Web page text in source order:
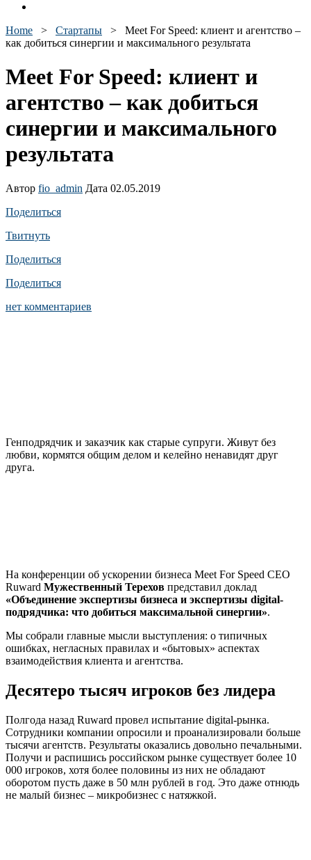
Home > Стартапы > Meet For Speed: клиент и агентство –
как добиться синергии и максимального результата
Meet For Speed: клиент и
агентство – как добиться
синергии и максимального
результата
Автор fio_admin Дата 02.05.2019
Поделиться
Твитнуть
Поделиться
Поделиться
нет комментариев
Генподрядчик и заказчик как старые супруги. Живут без
любви, кормятся общим делом и келейно ненавидят друг
друга.
На конференции об ускорении бизнеса Meet For Speed CEO
Ruward Мужественный Терехов представил доклад
«Объединение экспертизы бизнеса и экспертизы digital-
подрядчика: что добиться максимальной синергии».
Мы собрали главные мысли выступления: о типичных
ошибках, негласных правилах и «бытовых» аспектах
взаимодействия клиента и агентства.
Десятеро тысяч игроков без лидера
Полгода назад Ruward провел испытание digital-рынка.
Сотрудники компании опросили и проанализировали больше
тысячи агентств. Результаты оказались довольно печальными.
Получи и распишись российском рынке существует более 10
000 игроков, хотя более половины из них не обладают
оборотом пусть даже в 50 млн рублей в год. Это даже отнюдь
не малый бизнес – микробизнес с натяжкой.